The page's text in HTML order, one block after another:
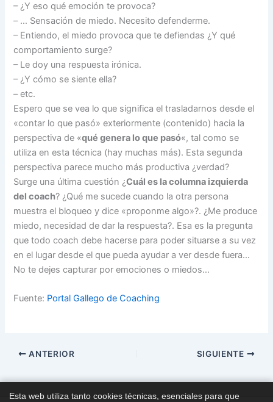
– ¿Y eso qué emoción te provoca?
– … Sensación de miedo. Necesito defenderme.
– Entiendo, el miedo provoca que te defiendas ¿Y qué
comportamiento surge?
– Le doy una respuesta irónica.
– ¿Y cómo se siente ella?
– etc.
Espero que se vea lo que significa el trasladarnos desde el
«contar lo que pasó» exteriormente (contenido) hacia la
perspectiva de «qué genera lo que pasó«, tal como se
utiliza en esta técnica (hay muchas más). Esta segunda
perspectiva parece mucho más productiva ¿verdad?
Surge una última cuestión ¿Cuál es la columna izquierda
del coach? ¿Qué me sucede cuando la otra persona
muestra el bloqueo y dice «proponme algo»?. ¿Me produce
miedo, necesidad de dar la respuesta?. Esa es la pregunta
que todo coach debe hacerse para poder situarse a su vez
en el lugar desde el que pueda ayudar a ver desde fuera…
No te dejes capturar por emociones o miedos…
Fuente: Portal Gallego de Coaching
ANTERIOR SIGUIENTE
Esta web utiliza tanto cookies técnicas, esenciales para que